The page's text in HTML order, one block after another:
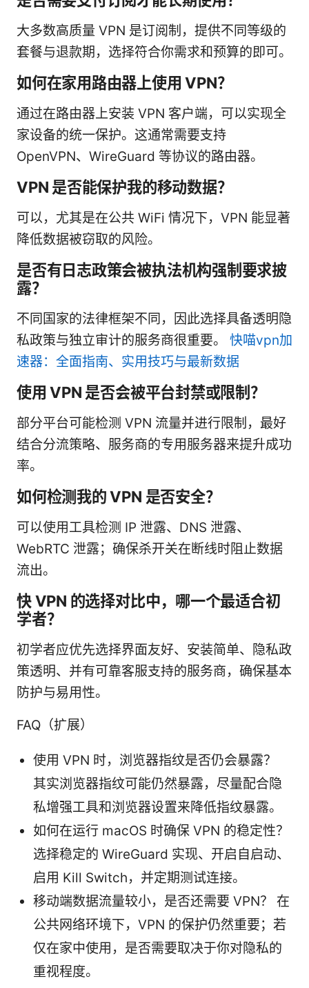
大多数高质量 VPN 是订阅制，提供不同等级的
套餐与退款期，选择符合你需求和预算的即可。
如何在家用路由器上使用 VPN？
通过在路由器上安装 VPN 客户端，可以实现全
家设备的统一保护。这通常需要支持
OpenVPN、WireGuard 等协议的路由器。
VPN 是否能保护我的移动数据？
可以，尤其是在公共 WiFi 情况下，VPN 能显著
降低数据被窃取的风险。
是否有日志政策会被执法机构强制要求披
露？
不同国家的法律框架不同，因此选择具备透明隐
私政策与独立审计的服务商很重要。 快喵vpn加
速器：全面指南、实用技巧与最新数据
使用 VPN 是否会被平台封禁或限制？
部分平台可能检测 VPN 流量并进行限制，最好
结合分流策略、服务商的专用服务器来提升成功
率。
如何检测我的 VPN 是否安全？
可以使用工具检测 IP 泄露、DNS 泄露、
WebRTC 泄露；确保杀开关在断线时阻止数据
流出。
快 VPN 的选择对比中，哪一个最适合初
学者？
初学者应优先选择界面友好、安装简单、隐私政
策透明、并有可靠客服支持的服务商，确保基本
防护与易用性。
FAQ（扩展）
使用 VPN 时，浏览器指纹是否仍会暴露？
其实浏览器指纹可能仍然暴露，尽量配合隐
私增强工具和浏览器设置来降低指纹暴露。
如何在运行 macOS 时确保 VPN 的稳定性？
选择稳定的 WireGuard 实现、开启自启动、
启用 Kill Switch，并定期测试连接。
移动端数据流量较小，是否还需要 VPN？ 在
公共网络环境下，VPN 的保护仍然重要；若
仅在家中使用，是否需要取决于你对隐私的
重视程度。